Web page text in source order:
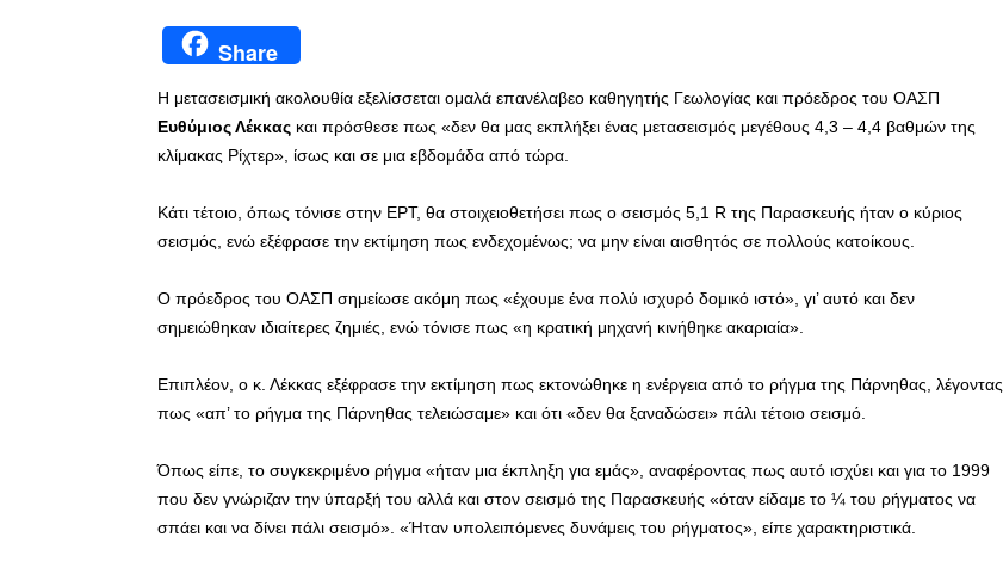
Share
Η μετασεισμική ακολουθία εξελίσσεται ομαλά επανέλαβεο καθηγητής Γεωλογίας και πρόεδρος του ΟΑΣΠ
Ευθύμιος Λέκκας και πρόσθεσε πως «δεν θα μας εκπλήξει ένας μετασεισμός μεγέθους 4,3 – 4,4 βαθμών της
κλίμακας Ρίχτερ», ίσως και σε μια εβδομάδα από τώρα.
Κάτι τέτοιο, όπως τόνισε στην ΕΡΤ, θα στοιχειοθετήσει πως ο σεισμός 5,1 R της Παρασκευής ήταν ο κύριος
σεισμός, ενώ εξέφρασε την εκτίμηση πως ενδεχομένως; να μην είναι αισθητός σε πολλούς κατοίκους.
Ο πρόεδρος του ΟΑΣΠ σημείωσε ακόμη πως «έχουμε ένα πολύ ισχυρό δομικό ιστό», γι’ αυτό και δεν
σημειώθηκαν ιδιαίτερες ζημιές, ενώ τόνισε πως «η κρατική μηχανή κινήθηκε ακαριαία».
Επιπλέον, ο κ. Λέκκας εξέφρασε την εκτίμηση πως εκτονώθηκε η ενέργεια από το ρήγμα της Πάρνηθας, λέγοντας
πως «απ’ το ρήγμα της Πάρνηθας τελειώσαμε» και ότι «δεν θα ξαναδώσει» πάλι τέτοιο σεισμό.
Όπως είπε, το συγκεκριμένο ρήγμα «ήταν μια έκπληξη για εμάς», αναφέροντας πως αυτό ισχύει και για το 1999
που δεν γνώριζαν την ύπαρξή του αλλά και στον σεισμό της Παρασκευής «όταν είδαμε το ¼ του ρήγματος να
σπάει και να δίνει πάλι σεισμό». «Ήταν υπολειπόμενες δυνάμεις του ρήγματος», είπε χαρακτηριστικά.